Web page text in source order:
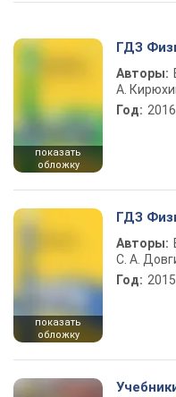
показать
обложку
ГДЗ
Авторы:
А.
Год: 2016
показать
обложку
ГДЗ
Авторы:
С. А.
Год: 2015